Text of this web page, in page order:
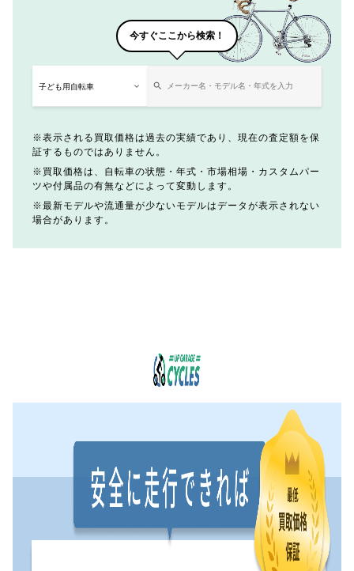
今すぐここから検索！
表示される買取価格は過去の実績であり、現在の査定額を保
証するものではありません。
買取価格は、自転車の状態・年式・市場相場・カスタムパー
ツや付属品の有無などによって変動します。
最新モデルや流通量が少ないモデルはデータが表示されない
場合があります。